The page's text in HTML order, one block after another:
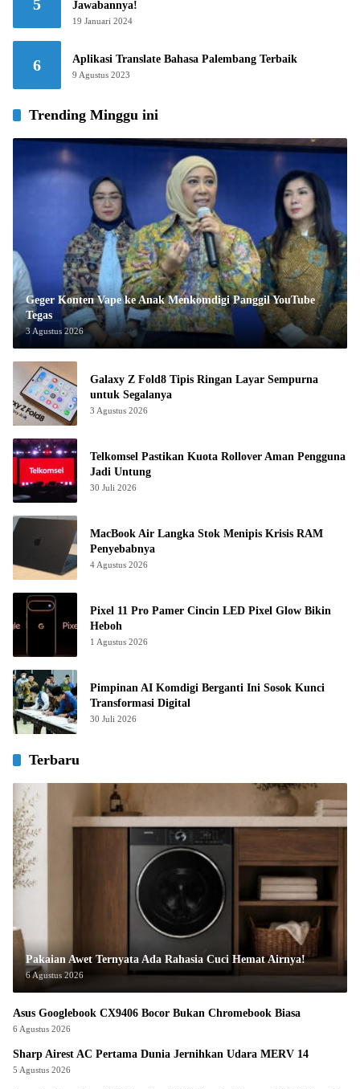
5 Jawabannya!
19 Januari 2024
6 Aplikasi Translate Bahasa Palembang Terbaik
9 Agustus 2023
Trending Minggu ini
Geger Konten Vape ke Anak Menkomdigi Panggil YouTube
Tegas
3 Agustus 2026
Galaxy Z Fold8 Tipis Ringan Layar Sempurna
untuk Segalanya
3 Agustus 2026
Telkomsel Pastikan Kuota Rollover Aman Pengguna
Jadi Untung
30 Juli 2026
MacBook Air Langka Stok Menipis Krisis RAM
Penyebabnya
4 Agustus 2026
Pixel 11 Pro Pamer Cincin LED Pixel Glow Bikin
Heboh
1 Agustus 2026
Pimpinan AI Komdigi Berganti Ini Sosok Kunci
Transformasi Digital
30 Juli 2026
Terbaru
Pakaian Awet Ternyata Ada Rahasia Cuci Hemat Airnya!
6 Agustus 2026
Asus Googlebook CX9406 Bocor Bukan Chromebook Biasa
6 Agustus 2026
Sharp Airest AC Pertama Dunia Jernihkan Udara MERV 14
5 Agustus 2026